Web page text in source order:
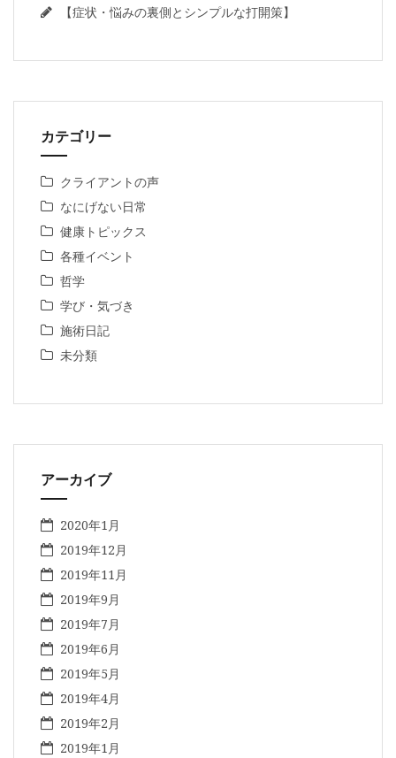
【症状・悩みの裏側とシンプルな打開策】
カテゴリー
クライアントの声
なにげない日常
健康トピックス
各種イベント
哲学
学び・気づき
施術日記
未分類
アーカイブ
2020年1月
2019年12月
2019年11月
2019年9月
2019年7月
2019年6月
2019年5月
2019年4月
2019年2月
2019年1月